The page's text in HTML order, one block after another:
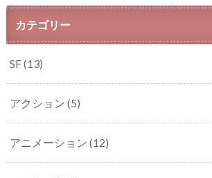
カテゴリー
SF(13)
アクション (5)
アニメーション (12)